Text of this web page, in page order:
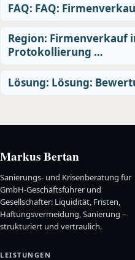
FAQ: FAQ:
Region: Firmenverkauf
Protokollierung …
Lösung: Lösung:
Markus Bertan
Sanierungs- und Krisenberatung für
GmbH-Geschäftsführer und
Gesellschafter: Liquidität, Fristen,
Haftungsvermeidung, Sanierung –
strukturiert und vertraulich.
LEISTUNGEN